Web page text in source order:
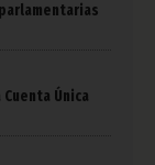
Única